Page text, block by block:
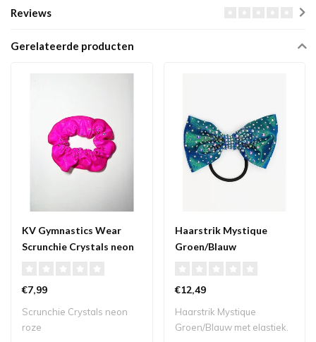
Reviews
Gerelateerde producten
KV Gymnastics Wear
Scrunchie Crystals neon
€7,99
Scrunchie Crystals neon
roze
Haarstrik Mystique
Groen/Blauw
€12,49
Haarstrik Mystique
Groen/Blauw met elastiek.